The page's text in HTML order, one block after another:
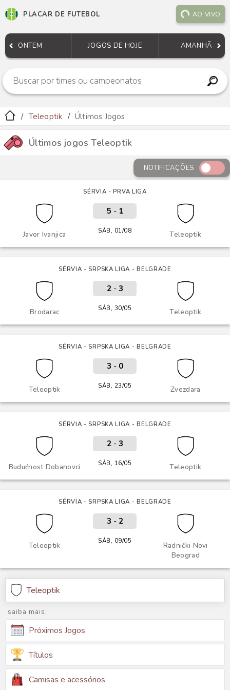
PLACAR DE FUTEBOL AO VIVO
ONTEM JOGOS DE HOJE AMANHÃ
Teleoptik Últimos Jogos
Últimos jogos Teleoptik
NOTIFICAÇÕES
SÉRVIA - PRVA LIGA
Javor Ivanjica Teleoptik
5 - 1
SÁB, 01/08
SÉRVIA - SRPSKA LIGA - BELGRADE
Brodarac Teleoptik
2- 3
SÁB, 30/05
SÉRVIA - SRPSKA LIGA - BELGRADE
Teleoptik Zvezdara
3 - 0
SÁB, 23/05
SÉRVIA - SRPSKA LIGA - BELGRADE
Budućnost Dobanovci Teleoptik
2- 3
SÁB, 16/05
SÉRVIA - SRPSKA LIGA - BELGRADE
Teleoptik
Radnički Novi
Beograd
3 - 2
SÁB, 09/05
Teleoptik
saiba mais:
Próximos Jogos
Títulos
Camisas e acessórios